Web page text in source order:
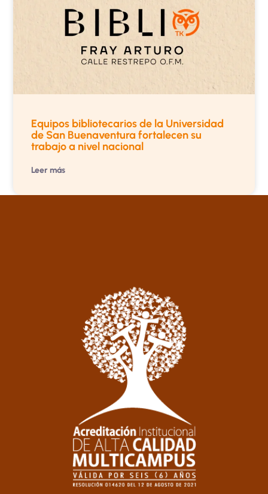
Equipos bibliotecarios de la Universidad
de San Buenaventura fortalecen su
trabajo a nivel nacional
Leer más